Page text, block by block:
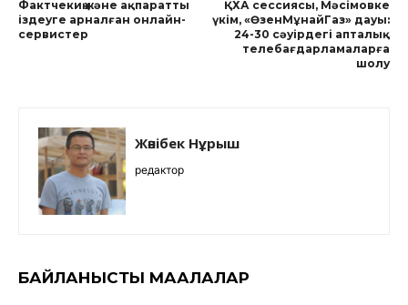
Фактчекиң және ақпаратты
іздеуге арналған онлайн-
сервистер
ҚХА сессиясы, Мәсімовке
үкім, «ӨзенМұнайГаз» дауы:
24-30 сәуірдегі апталық
телебағдарламаларға
шолу
Жәнібек Нұрыш
редактор
БАЙЛАНЫСТЫ МАҚАЛАЛАР